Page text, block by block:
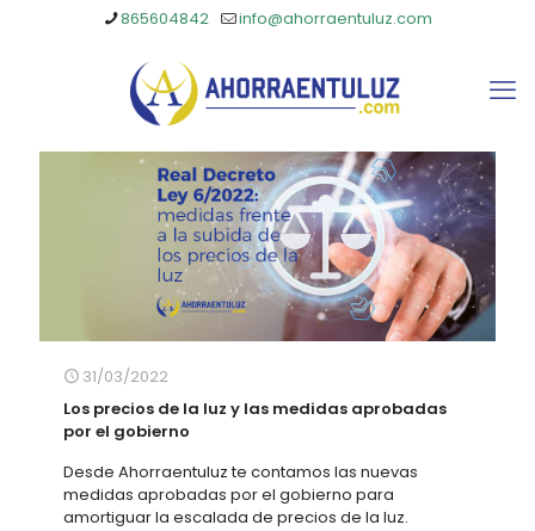
865604842 info@ahorraentuluz.com
31/03/2022
Los precios de la luz y las medidas aprobadas
por el gobierno
Desde Ahorraentuluz te contamos las nuevas
medidas aprobadas por el gobierno para
amortiguar la escalada de precios de la luz.